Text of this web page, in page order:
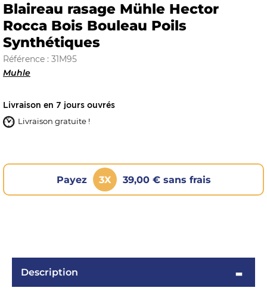
Blaireau rasage Mühle Hector
Rocca Bois Bouleau Poils
Synthétiques
Référence : 31M95
Muhle
Livraison en 7 jours ouvrés
Livraison gratuite !
Payez 3X 39,00 € sans frais
Description